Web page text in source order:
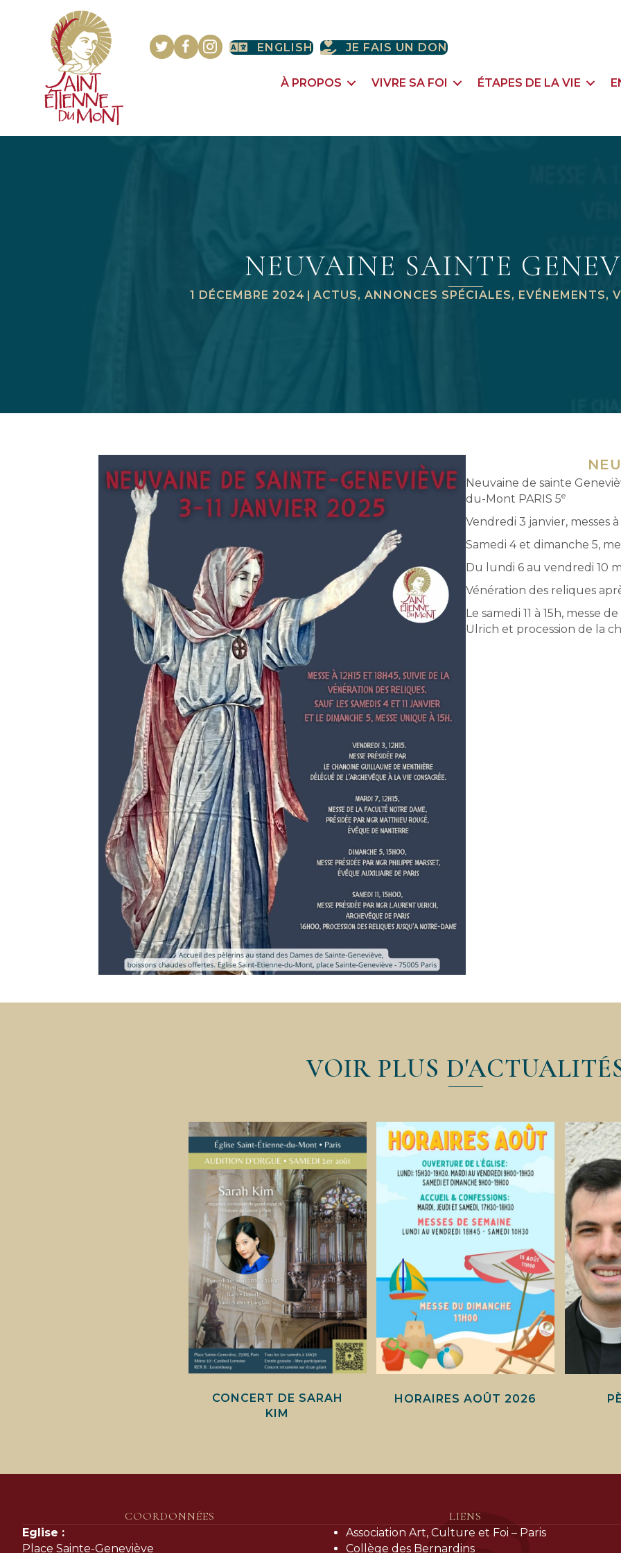
ENGLISH JE FAIS UN DON
À PROPOS VIVRE SA FOI ÉTAPES DE LA VIE
NEUVAINE SAINTE
1 DÉCEMBRE 2024 ACTUS, ANNONCES SPÉCIALES, EVÉNEMENTS,
Neuvaine de sainte
du-Mont PARIS 5e
Vendredi 3 janvier, messes à
Samedi 4 et dimanche 5,
Du lundi 6 au vendredi 10
Vénération des reliques
Le samedi 11 à 15h,
Ulrich et procession de la
VOIR PLUS
CONCERT DE SARAH
KIM
HORAIRES AOÛT 2026
COORDONNÉES
Eglise :
Place Sainte-Geneviève
LIENS
Association Art, Culture et Foi – Paris
Collège des Bernardins